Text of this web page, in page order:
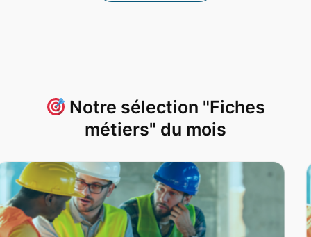
Notre sélection "Fiches
métiers" du mois